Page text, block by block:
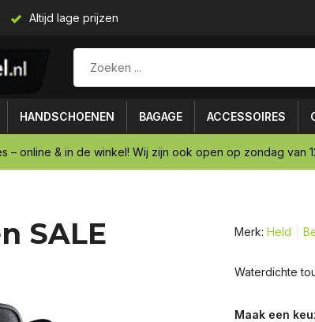
Altijd lage prijzen
HANDSCHOENEN BAGAGE ACCESSOIRES
– online & in de winkel! Wij zijn ook open op zondag van
SALE Merk: Held
Waterdichte
Maak een